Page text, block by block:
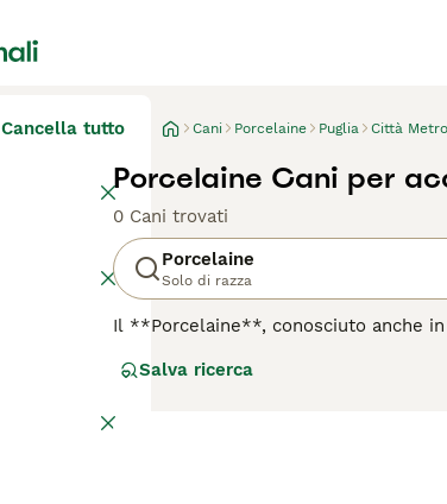
Cancella tutto Cani Porcelaine Puglia Città
Porcelaine Cani per
0 Cani trovati
Porcelaine
Solo di razza
Il **Porcelaine**, conosciuto anche
Originario delle regioni di Bresse e
profondamente alla famiglia, ma
cani da caccia. È ideale per persone
esercizio quotidiano intenso, con
bastano spazzolature settimanali,
Salva ricerca